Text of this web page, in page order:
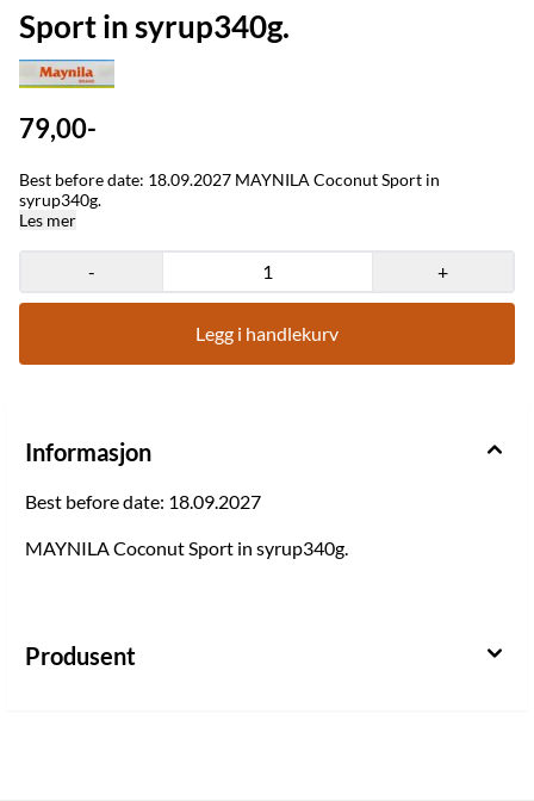
Sport in syrup340g.
79,00-
Best before date: 18.09.2027 MAYNILA Coconut Sport in
syrup340g.
Les mer
- +
Legg i handlekurv
Informasjon
Best before date: 18.09.2027
MAYNILA Coconut Sport in syrup340g.
Produsent